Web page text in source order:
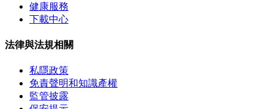
健康服務
下載中心
法律與法規相關
私隱政策
免責聲明和知識產權
監管披露